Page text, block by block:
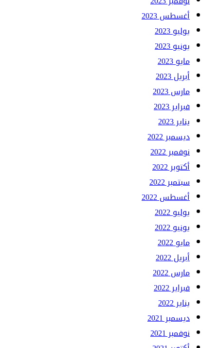
أغسطس 2023
يوليو 2023
يونيو 2023
مايو 2023
أبريل 2023
مارس 2023
فبراير 2023
يناير 2023
ديسمبر 2022
نوفمبر 2022
أكتوبر 2022
سبتمبر 2022
أغسطس 2022
يوليو 2022
يونيو 2022
مايو 2022
أبريل 2022
مارس 2022
فبراير 2022
يناير 2022
ديسمبر 2021
نوفمبر 2021